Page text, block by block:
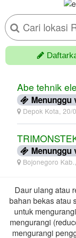
Abe tehnik
Menunggu
Depok Kota, 20/
Menunggu
Bojonegoro
Daur ulang atau
bahan bekas atau
untuk
mengurangi
mengurangi